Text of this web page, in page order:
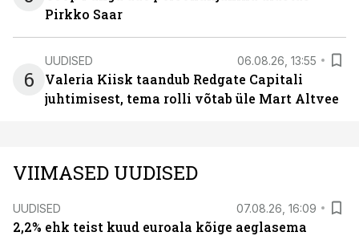
Pirkko Saar
6
UUDISED 06.08.26, 13:55
Valeria Kiisk taandub Redgate Capitali
juhtimisest, tema rolli võtab üle Mart Altvee
VIIMASED UUDISED
UUDISED 07.08.26, 16:09
2,2% ehk teist kuud euroala kõige aeglasema